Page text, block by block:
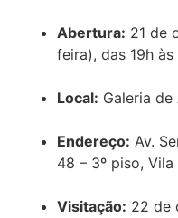
Abertura: 21 de
feira), das 19h às
Local: Galeria
Endereço: Av.
48 – 3º piso,
Visitação: 22 de